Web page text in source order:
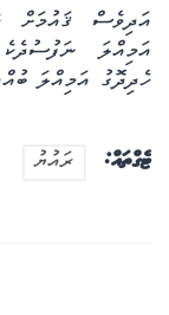
އަދިވެސް ޤައުމަށް
އަމިއްލަ
ހެދިދޮގު އަމިއްލަ
ޓެގްތައް: ރައުޔު